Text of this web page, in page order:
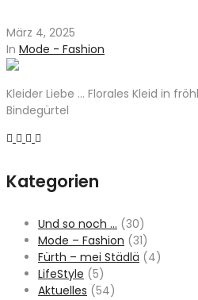
März 4, 2025
In Mode - Fashion
Kleider Liebe … Florales Kleid in
Bindegürtel
Kategorien
Und so noch … (30)
Mode – Fashion (31)
Fürth – mei Städlä (4)
LifeStyle (5)
Aktuelles (54)